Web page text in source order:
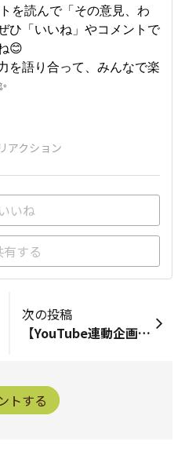
を読んで「その意見、わ
ひ「いいね」やコメントで
😊
を語り合って、みんなで楽
アクション
いね
する
次の投稿
【YouTube連動企画】2025年のあなたのイチオシ写真を投稿してね！
トする